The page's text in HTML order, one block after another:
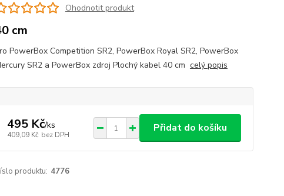
Ohodnotit produkt
cm
PowerBox Competition SR2, PowerBox Royal SR2, PowerBox
SR2 a PowerBox zdroj Plochý kabel 40 cm celý popis
495 Kč/ks
409,09 Kč bez DPH
Přidat do košíku
produktu: 4776